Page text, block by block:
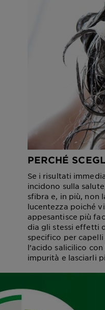
PERCHÉ
Se i risultati
incidono sulla
sfibra e, in più, non
lucentezza poiché
appesantisce più
dia gli stessi effetti
specifico per capelli
l’acido salicilico
impurità e lasciarli